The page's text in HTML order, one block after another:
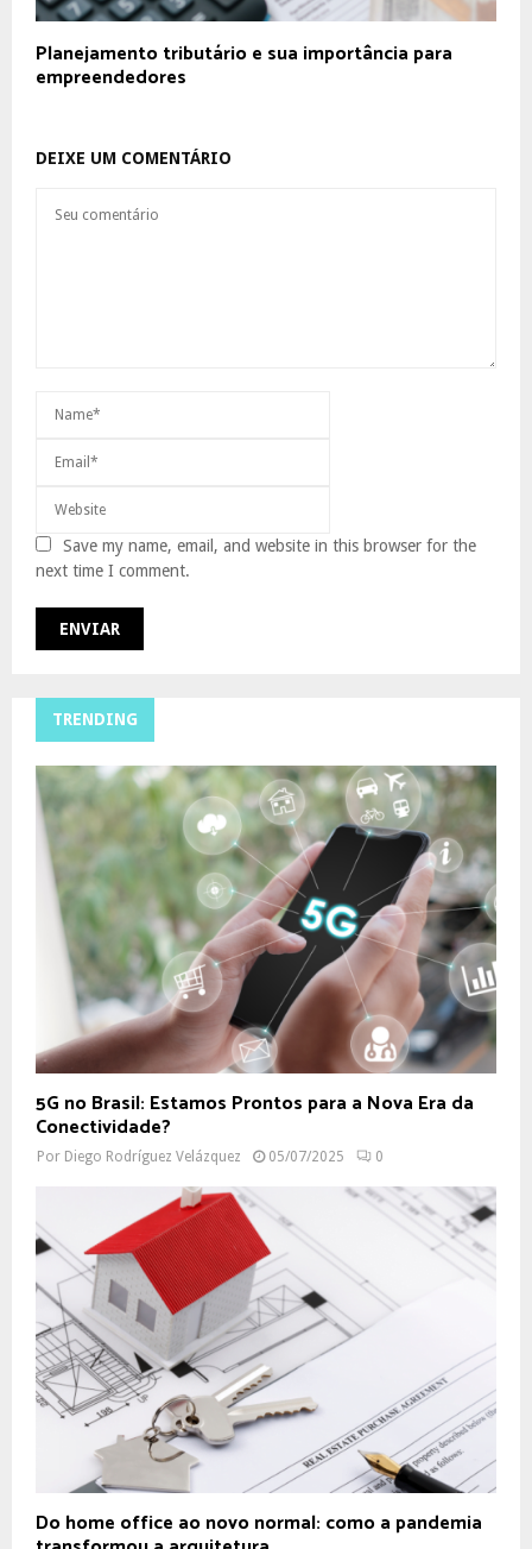
Planejamento tributário e sua importância para
empreendedores
DEIXE UM COMENTÁRIO
Save my name, email, and website in this browser for the
next time I comment.
TRENDING
5G no Brasil: Estamos Prontos para a Nova Era da
Conectividade?
Por Diego Rodríguez Velázquez 05/07/2025 0
Do home office ao novo normal: como a pandemia